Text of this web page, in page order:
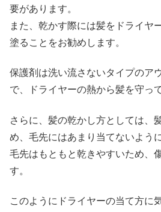
要があります。
また、乾かす際には髪をドライヤ
塗ることをお勧めします。
保護剤は洗い流さないタイプのア
で、ドライヤーの熱から髪を守っ
さらに、髪の乾かし方としては、
め、毛先にはあまり当てないよう
毛先はもともと乾きやすいため、
す。
このようにドライヤーの当て方に